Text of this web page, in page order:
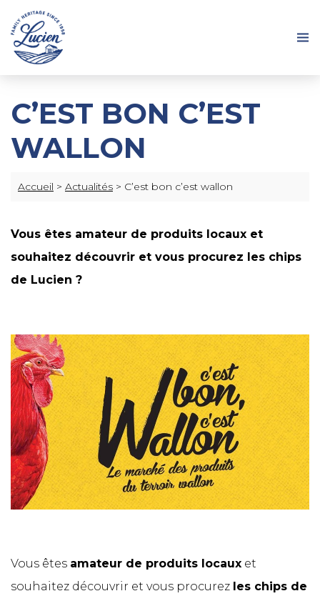
C’EST BON C’EST
WALLON
Accueil > Actualités > C’est bon c’est wallon
Vous êtes amateur de produits locaux et
souhaitez découvrir et vous procurez les chips
de Lucien ?
Vous êtes amateur de produits locaux et
souhaitez découvrir et vous procurez les chips de